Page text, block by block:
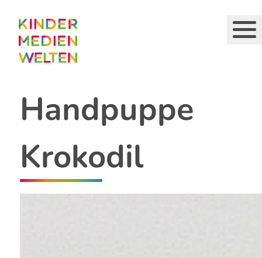
Inhalt
Handpuppe
Krokodil